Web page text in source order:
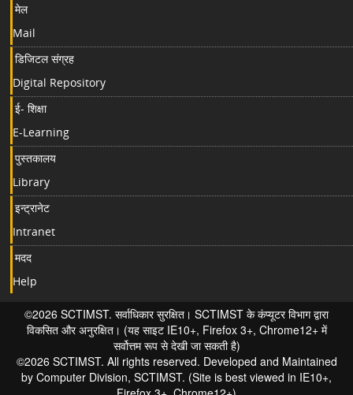
मेल
Mail
डिजिटल संग्रह
Digital Repository
ई- शिक्षा
E-Learning
पुस्तकालय
Library
इन्ट्रानेट
Intranet
मदद
Help
©2026 SCTIMST. सर्वाधिकार सुरक्षित। SCTIMST के कंप्यूटर विभाग द्वारा
विकसित और अनुरक्षित। (यह साइट IE10+, Firefox 3+, Chrome12+ में
सर्वोत्तम रूप से देखी जा सकती है)
©2026 SCTIMST. All rights reserved. Developed and Maintained
by Computer Division, SCTIMST. (Site is best viewed in IE10+,